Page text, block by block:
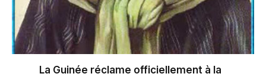
La Guinée réclame officiellement à la